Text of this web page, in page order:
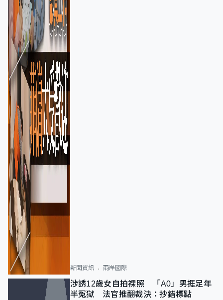
新聞資訊 兩岸國際
涉誘12歲女自拍祼照 「A0」男捱足年
半冤獄 法官推翻裁決：抄錯標點